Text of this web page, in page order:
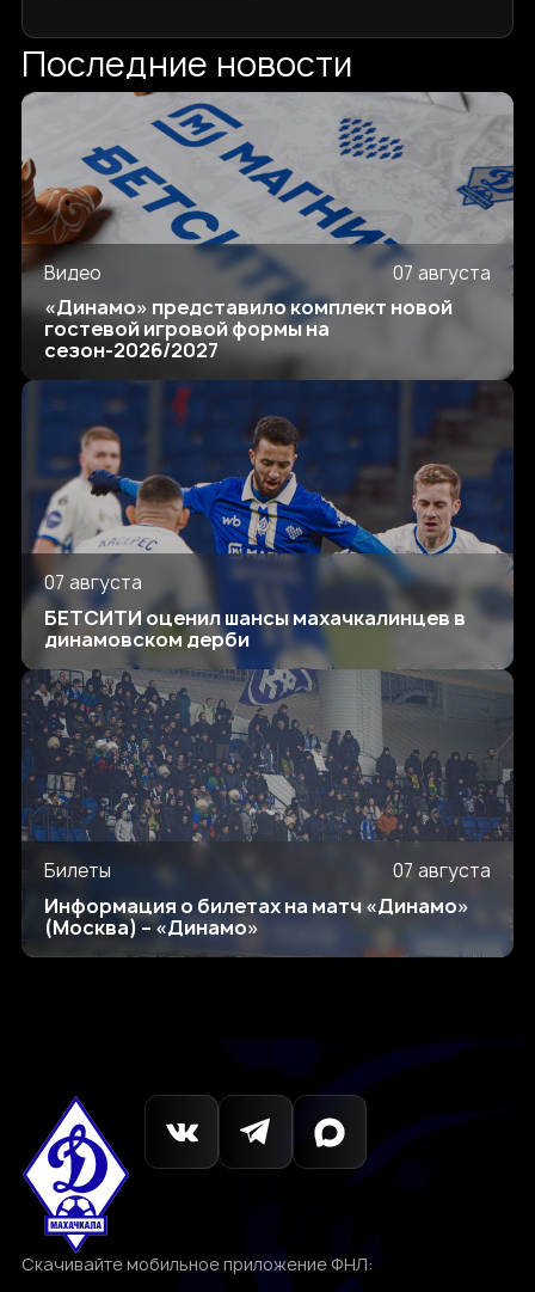
Последние новости
Видео 07 августа
«Динамо» представило комплект новой
гостевой игровой формы на
сезон-2026/2027
07 августа
БЕТСИТИ оценил шансы махачкалинцев в
динамовском дерби
Билеты 07 августа
Информация о билетах на матч «Динамо»
(Москва) – «Динамо»
Скачивайте мобильное приложение ФНЛ: